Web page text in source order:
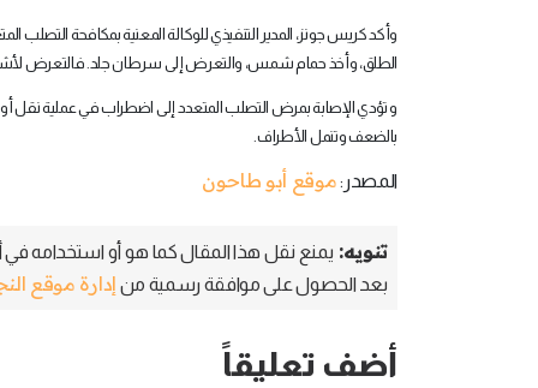
وأكد كريس جونز، المدير التنفيذي للوكالة المعنية بمكافحة التصلب
الطلق، وأخذ حمام شمس، والتعرض إلى سرطان جلد. فالتعرض
و تؤدي الإصابة بمرض التصلب المتعدد إلى اضطراب في عملية نقل
بالضعف وتنمل الأطراف.
المصدر:موقع أبو طاحون
تنويه: يمنع نقل هذا المقال كما هو أو استخدامه في
بعد الحصول على موافقة رسمية من إدارة موقع
أضف تعليقاً